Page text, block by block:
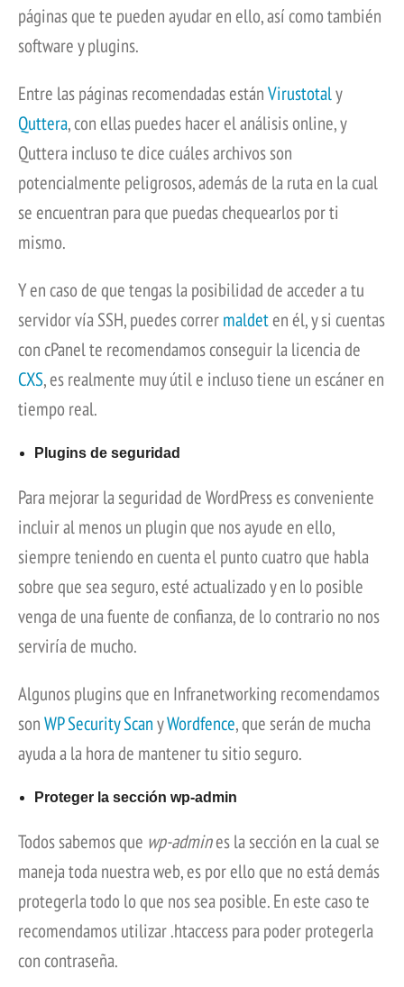
páginas que te pueden ayudar en ello, así como también
software y plugins.
Entre las páginas recomendadas estánVirustotaly
Quttera, con ellas puedes hacer el análisis online, y
Quttera incluso te dice cuáles archivos son
potencialmente peligrosos, además de la ruta en la cual
se encuentran para que puedas chequearlos por ti
mismo.
Y en caso de que tengas la posibilidad de acceder a tu
servidor vía SSH, puedes corrermaldeten él, y si cuentas
con cPanel te recomendamos conseguir la licencia de
CXS, es realmente muy útil e incluso tiene un escáner en
tiempo real.
Plugins de seguridad
Para mejorar la seguridad de WordPress es conveniente
incluir al menos un plugin que nos ayude en ello,
siempre teniendo en cuenta el punto cuatro que habla
sobre que sea seguro, esté actualizado y en lo posible
venga de una fuente de confianza, de lo contrario no nos
serviría de mucho.
Algunos plugins que en Infranetworking recomendamos
sonWP Security ScanyWordfence, que serán de mucha
ayuda a la hora de mantener tu sitio seguro.
Proteger la sección wp-admin
Todos sabemos que wp-admines la sección en la cual se
maneja toda nuestra web, es por ello que no está demás
protegerla todo lo que nos sea posible. En este caso te
recomendamos utilizar .htaccess para poder protegerla
con contraseña.